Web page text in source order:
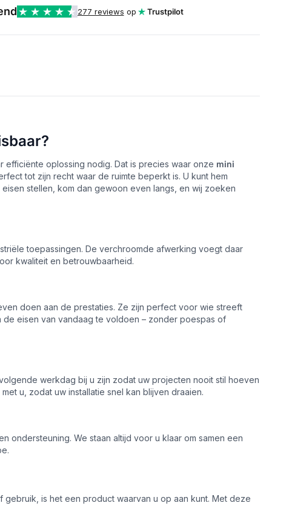
277 reviews op Trustpilot
oplossing nodig. Dat is precies waar onze mini
tot zijn recht waar de ruimte beperkt is. U kunt hem
stellen, kom dan gewoon even langs, en wij zoeken
toepassingen. De verchroomde afwerking voegt daar
kwaliteit en betrouwbaarheid.
doen aan de prestaties. Ze zijn perfect voor wie streeft
de eisen van vandaag te voldoen – zonder poespas of
werkdag bij u zijn zodat uw projecten nooit stil hoeven
u, zodat uw installatie snel kan blijven draaien.
ondersteuning. We staan altijd voor u klaar om samen een
is het een product waarvan u op aan kunt. Met deze